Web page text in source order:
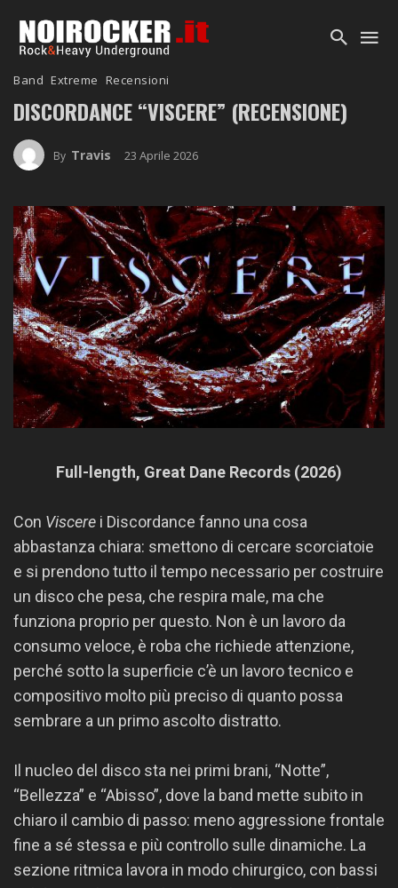
Band Extreme Recensioni
DISCORDANCE “VISCERE” (RECENSIONE)
By Travis 23 Aprile 2026
Full-length, Great Dane Records (2026)
Con Viscere i Discordance fanno una cosa
abbastanza chiara: smettono di cercare scorciatoie
e si prendono tutto il tempo necessario per costruire
un disco che pesa, che respira male, ma che
funziona proprio per questo. Non è un lavoro da
consumo veloce, è roba che richiede attenzione,
perché sotto la superficie c’è un lavoro tecnico e
compositivo molto più preciso di quanto possa
sembrare a un primo ascolto distratto.
Il nucleo del disco sta nei primi brani, “Notte”,
“Bellezza” e “Abisso”, dove la band mette subito in
chiaro il cambio di passo: meno aggressione frontale
fine a sé stessa e più controllo sulle dinamiche. La
sezione ritmica lavora in modo chirurgico, con bassi